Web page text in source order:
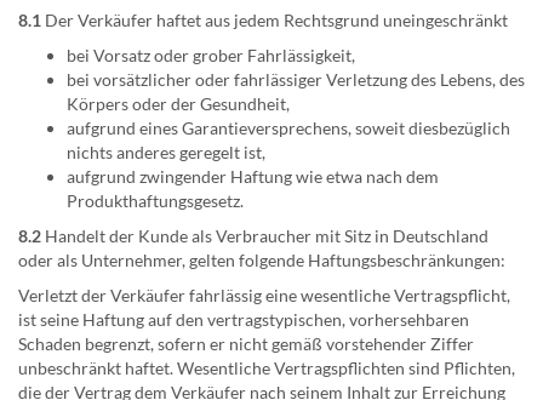
8.1 Der Verkäufer haftet aus jedem Rechtsgrund uneingeschränkt
bei Vorsatz oder grober Fahrlässigkeit,
bei vorsätzlicher oder fahrlässiger Verletzung des Lebens, des
Körpers oder der Gesundheit,
aufgrund eines Garantieversprechens, soweit diesbezüglich
nichts anderes geregelt ist,
aufgrund zwingender Haftung wie etwa nach dem
Produkthaftungsgesetz.
8.2 Handelt der Kunde als Verbraucher mit Sitz in Deutschland
oder als Unternehmer, gelten folgende Haftungsbeschränkungen:
Verletzt der Verkäufer fahrlässig eine wesentliche Vertragspflicht,
ist seine Haftung auf den vertragstypischen, vorhersehbaren
Schaden begrenzt, sofern er nicht gemäß vorstehender Ziffer
unbeschränkt haftet. Wesentliche Vertragspflichten sind Pflichten,
die der Vertrag dem Verkäufer nach seinem Inhalt zur Erreichung